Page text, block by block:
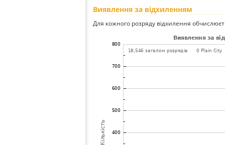
Виявлення за відхиленням
Для кожного розряду відхилення